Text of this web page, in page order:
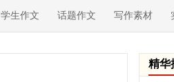
学生作文 话题作文 写作素材
精华